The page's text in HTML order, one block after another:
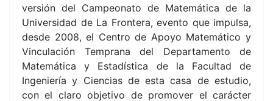
versión del Campeonato de Matemática de la
Universidad de La Frontera, evento que impulsa,
desde 2008, el Centro de Apoyo Matemático y
Vinculación Temprana del Departamento de
Matemática y Estadística de la Facultad de
Ingeniería y Ciencias de esta casa de estudio,
con el claro objetivo de promover el carácter